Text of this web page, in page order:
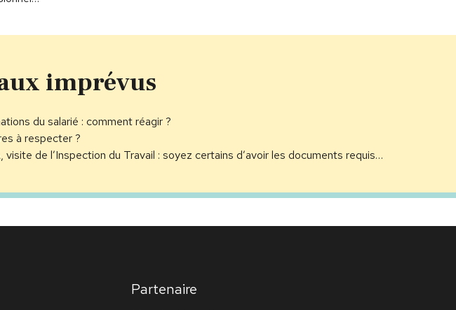
imprévus
du salarié : comment réagir ?
à respecter ?
de l’Inspection du Travail : soyez certains d’avoir les documents requis…
Partenaire